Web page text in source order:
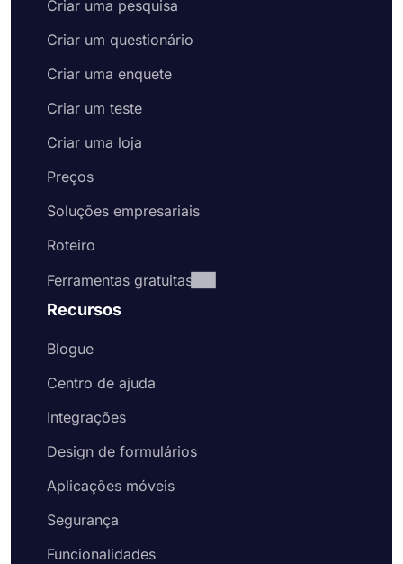
Criar uma pesquisa
Criar um questionário
Criar uma enquete
Criar um teste
Criar uma loja
Preços
Soluções empresariais
Roteiro
Ferramentas gratuitas
Recursos
Blogue
Centro de ajuda
Integrações
Design de formulários
Aplicações móveis
Segurança
Funcionalidades